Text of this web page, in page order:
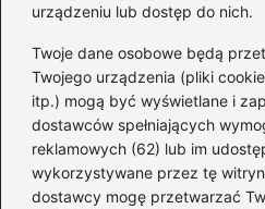
urządzeniu lub dostęp do nich.
Twoje dane osobowe będą
Twojego urządzenia (pliki
itp.) mogą być wyświetlane i
dostawców spełniających
reklamowych (62) lub im
wykorzystywane przez tę
dostawcy mogę przetwarzać
prawne/aport-
https://www.orlen.pl/pl/
Tagi:Korzyści z
udziałowców,
zwykłe a prawa głosu,
spółek.